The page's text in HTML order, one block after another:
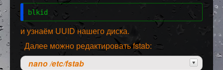
blkid
и узнаём UUID нашего диска.
Далее можно редактировать fstab:
nano /etc/fstab